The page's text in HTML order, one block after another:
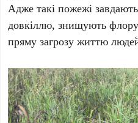
Адже такі пожежі
довкіллю, знищують
пряму загрозу життю